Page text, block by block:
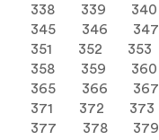
338
339 340
345
346 347
351
352 353
358
359 360
365
366 367
371
372 373
377
378 379